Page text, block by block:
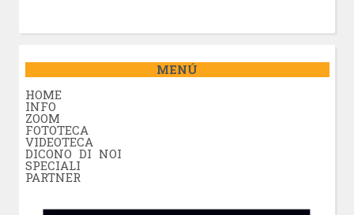
MENÚ
HOME
INFO
ZOOM
FOTOTECA
VIDEOTECA
DICONO DI NOI
SPECIALI
PARTNER